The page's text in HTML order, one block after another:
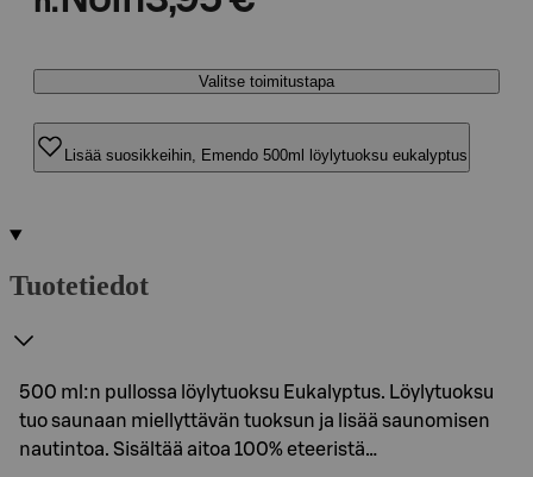
Valitse toimitustapa
Lisää suosikkeihin, Emendo 500ml löylytuoksu eukalyptus
Tuotetiedot
500 ml:n pullossa löylytuoksu Eukalyptus. Löylytuoksu
tuo saunaan miellyttävän tuoksun ja lisää saunomisen
nautintoa. Sisältää aitoa 100% eteeristä…